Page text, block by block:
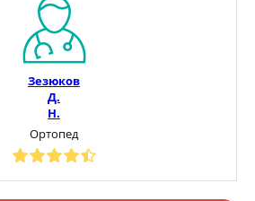
Зезюков
Д.
Н.
Ортопед